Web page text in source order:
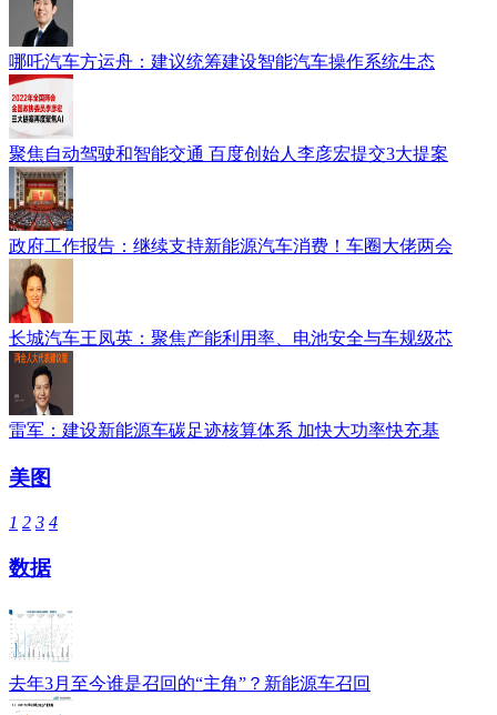
哪吒汽车方运舟：建议统筹建设智能汽车操作系统生态
聚焦自动驾驶和智能交通 百度创始人李彦宏提交3大提案
政府工作报告：继续支持新能源汽车消费！车圈大佬两会
长城汽车王凤英：聚焦产能利用率、电池安全与车规级芯
雷军：建设新能源车碳足迹核算体系 加快大功率快充基
美图
1 2 3 4
数据
去年3月至今谁是召回的“主角”？新能源车召回